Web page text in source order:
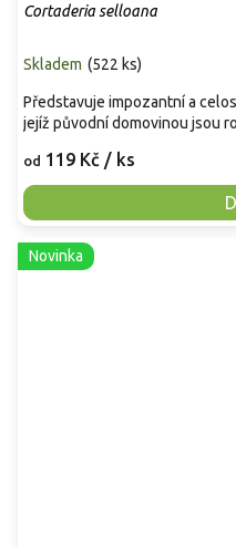
Cortaderia selloana
Skladem (522 ks)
od 119 Kč / ks
Představuje impozantní a
jejíž původní domovinou jsou
Novinka